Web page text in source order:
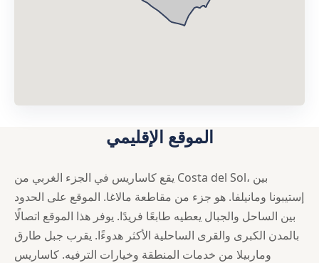
الموقع الإقليمي
يقع كاساريس في الجزء الغربي من Costa del Sol، بين
إستيبونا ومانيلفا. هو جزء من مقاطعة مالاغا. الموقع على الحدود
بين الساحل والجبال يعطيه طابعًا فريدًا. يوفر هذا الموقع اتصالًا
بالمدن الكبرى والقرى الساحلية الأكثر هدوءًا. يقرب جبل طارق
وماربيلا من خدمات المنطقة وخيارات الترفيه. كاساريس